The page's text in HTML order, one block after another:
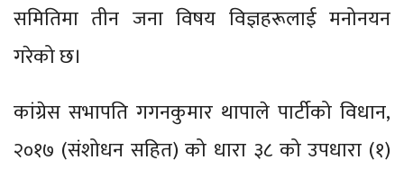
समितिमा तीन जना विषय विज्ञहरूलाई मनोनयन
गरेको छ।
कांग्रेस सभापति गगनकुमार थापाले पार्टीको विधान,
२०१७ (संशोधन सहित) को धारा ३८ को उपधारा (१)